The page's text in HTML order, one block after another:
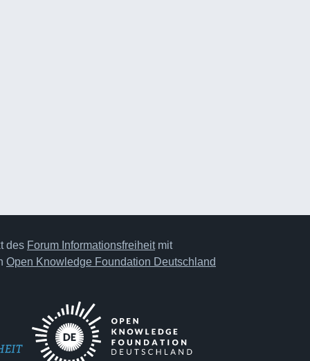
des Forum Informationsfreiheitmit
Open Knowledge Foundation Deutschland